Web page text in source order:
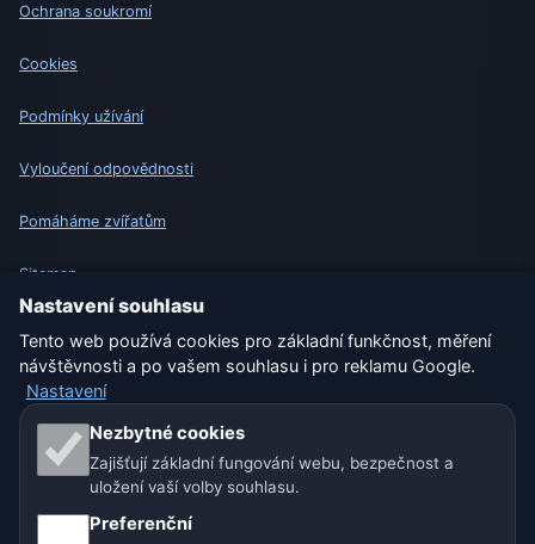
Ochrana soukromí
Cookies
Podmínky užívání
Vyloučení odpovědnosti
Pomáháme zvířatům
Sitemap
Nastavení
Naše weby o počasí:
🇨🇿 Česko 🇭🇷 Chorvatsko 🇧🇬 Bulharsko
🇩🇪🇦🇹🇨🇭 Německo / Rakousko / Švýcarsko
Nastavení souhlasu
Tento web používá cookies pro základní funkčnost, měření
návštěvnosti a po vašem souhlasu i pro reklamu Google.
Nastavení
Nezbytné cookies
Zajišťují základní fungování webu, bezpečnost a
uložení vaší volby souhlasu.
Preferenční